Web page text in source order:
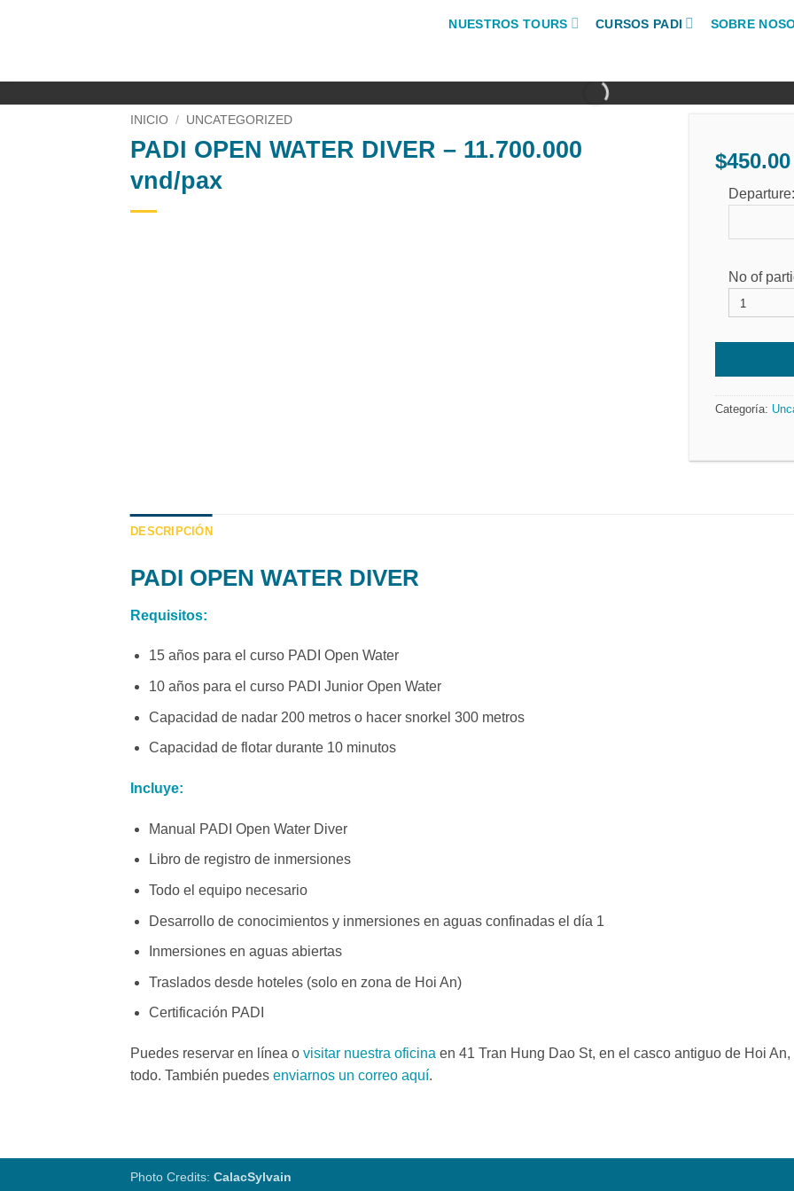
NUESTROS TOURS CURSOS PADI SOBRE
INICIO / UNCATEGORIZED
PADI OPEN WATER DIVER – 11.700.000
vnd/pax
$450.00
Departure:
No of
Categoría:
DESCRIPCIÓN
PADI OPEN WATER DIVER
Requisitos:
15 años para el curso PADI Open Water
10 años para el curso PADI Junior Open Water
Capacidad de nadar 200 metros o hacer snorkel 300 metros
Capacidad de flotar durante 10 minutos
Incluye:
Manual PADI Open Water Diver
Libro de registro de inmersiones
Todo el equipo necesario
Desarrollo de conocimientos y inmersiones en aguas confinadas el día 1
Inmersiones en aguas abiertas
Traslados desde hoteles (solo en zona de Hoi An)
Certificación PADI
Puedes reservar en línea o visitar nuestra oficina en 41 Tran Hung Dao St, en el casco antiguo de Hoi
todo. También puedes enviarnos un correo aquí.
Photo Credits: CalacSylvain